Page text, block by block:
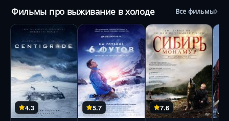
Фильмы про выживание в холоде Все фильмы
4.3 5.7 7.6